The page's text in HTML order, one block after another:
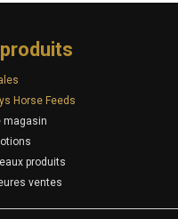
Horse Feeds
magasin
produits
ventes